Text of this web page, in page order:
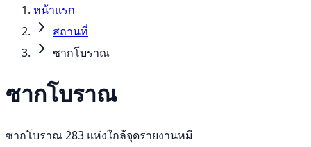
หน้าแรก
สถานที่
ซากโบราณ
ซากโบราณ
ซากโบราณ 283 แห่งใกล้จุดรายงานหมี